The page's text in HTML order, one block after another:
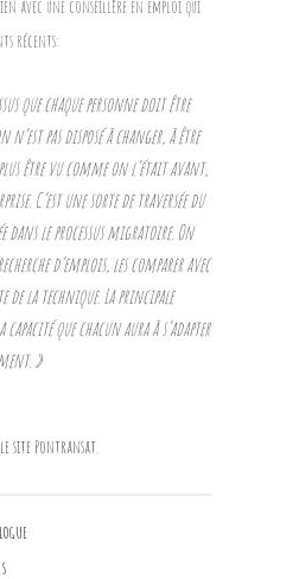
avec une conseillère en emploi qui
récents:
que chaque personne doit être
n’est pas disposé à changer, à être
être vu comme on l’était avant,
C’est une sorte de traversée du
le processus migratoire. On
d’emplois, les comparer avec
de la technique. La principale
que chacun aura à s’adapter
»
site Pontransat